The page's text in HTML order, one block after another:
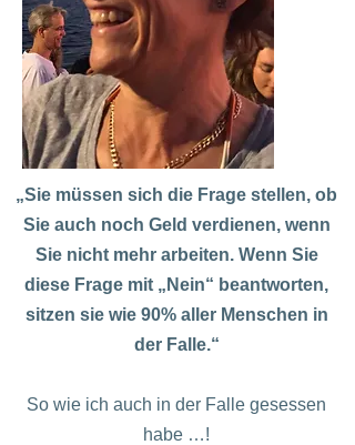
„Sie müssen sich die Frage stellen, ob
Sie auch noch Geld verdienen, wenn
Sie nicht mehr arbeiten. Wenn Sie
diese Frage mit „Nein“ beantworten,
sitzen sie wie 90% aller Menschen in
der Falle.“
So wie ich auch in der Falle gesessen
habe …!